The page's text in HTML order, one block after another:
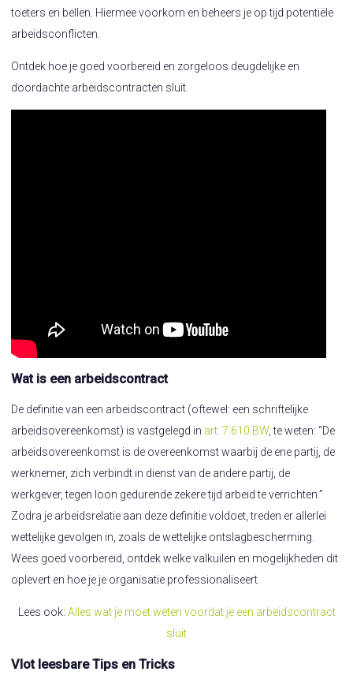
toeters en bellen. Hiermee voorkom en beheers je op tijd potentiële
arbeidsconflicten.
Ontdek hoe je goed voorbereid en zorgeloos deugdelijke en
doordachte arbeidscontracten sluit.
Wat is een arbeidscontract
De definitie van een arbeidscontract (oftewel: een schriftelijke
arbeidsovereenkomst) is vastgelegd in art. 7:610 BW , te weten: “De
arbeidsovereenkomst is de overeenkomst waarbij de ene partij, de
werknemer, zich verbindt in dienst van de andere partij, de
werkgever, tegen loon gedurende zekere tijd arbeid te verrichten.”
Zodra je arbeidsrelatie aan deze definitie voldoet, treden er allerlei
wettelijke gevolgen in, zoals de wettelijke ontslagbescherming.
Wees goed voorbereid, ontdek welke valkuilen en mogelijkheden dit
oplevert en hoe je je organisatie professionaliseert.
Lees ook: Alles wat je moet weten voordat je een arbeidscontract
sluit
Vlot leesbare Tips en Tricks